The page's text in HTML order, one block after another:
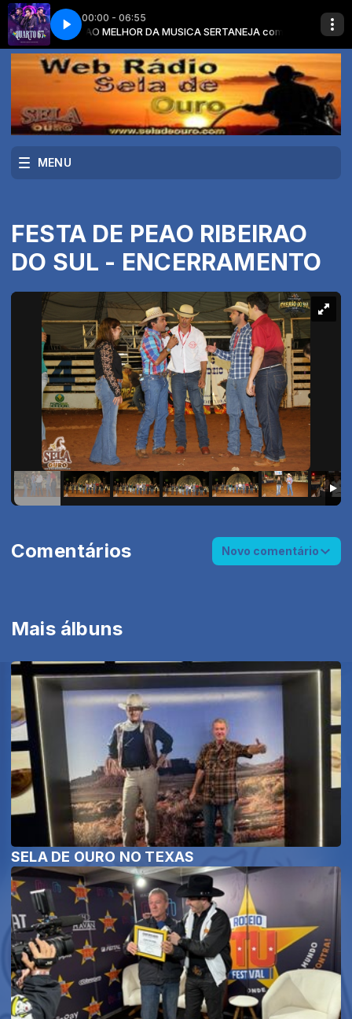
00:00 - 06:55
O MELHOR DA MUSICA SERTANEJA com O MELHOR DA
+Música)QUARTO 67 (Versão Completa) - Guilherme e Benuto
MENU
FESTA DE PEAO RIBEIRAO
DO SUL - ENCERRAMENTO
Mais álbuns
SELA DE OURO NO TEXAS
Comentários Novo comentário